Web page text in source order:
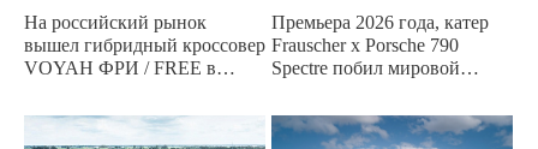
1 СРЕДИ
ПРЕМИАЛЬНЫХ
ГИБРИДОВ В
РОССИИ
На российский рынок
вышел гибридный кроссовер
VOYAH ФРИ / FREE в
Премьера 2026 года, катер
Frauscher x Porsche 790
Spectre побил мировой
Energy Boat Challenge 2026,
став самой быстрой...